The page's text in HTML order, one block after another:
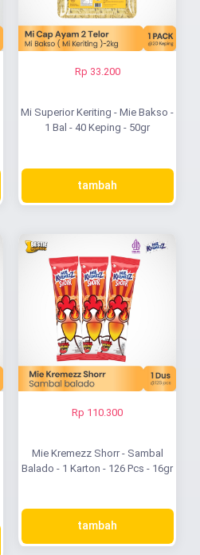
Rp 33.200
Mi Superior Keriting - Mie Bakso -
1 Bal - 40 Keping - 50gr
tambah
Rp 110.300
Mie Kremezz Shorr - Sambal
Balado - 1 Karton - 126 Pcs - 16gr
tambah